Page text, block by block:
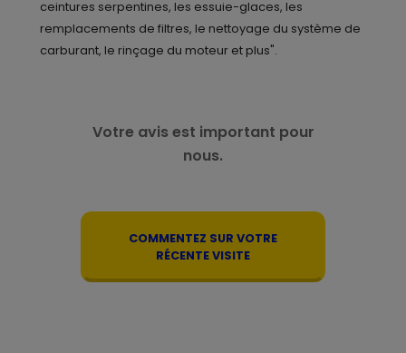
ceintures serpentines, les essuie-glaces, les
remplacements de filtres, le nettoyage du système de
carburant, le rinçage du moteur et plus".
Votre avis est important pour
nous.
COMMENTEZ SUR VOTRE
RÉCENTE VISITE